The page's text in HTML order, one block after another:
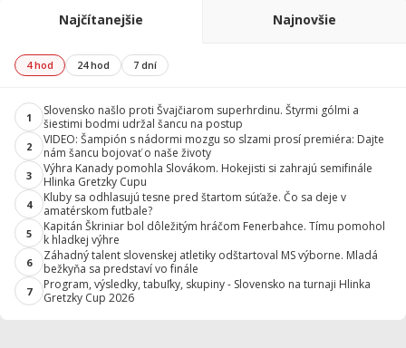
Najčítanejšie Najnovšie
4 hod 24 hod 7 dní
1
Slovensko našlo proti Švajčiarom superhrdinu. Štyrmi gólmi a
šiestimi bodmi udržal šancu na postup
2
VIDEO: Šampión s nádormi mozgu so slzami prosí premiéra: Dajte
nám šancu bojovať o naše životy
3
Výhra Kanady pomohla Slovákom. Hokejisti si zahrajú semifinále
Hlinka Gretzky Cupu
4
Kluby sa odhlasujú tesne pred štartom súťaže. Čo sa deje v
amatérskom futbale?
5
Kapitán Škriniar bol dôležitým hráčom Fenerbahce. Tímu pomohol
k hladkej výhre
6
Záhadný talent slovenskej atletiky odštartoval MS výborne. Mladá
bežkyňa sa predstaví vo finále
7
Program, výsledky, tabuľky, skupiny - Slovensko na turnaji Hlinka
Gretzky Cup 2026